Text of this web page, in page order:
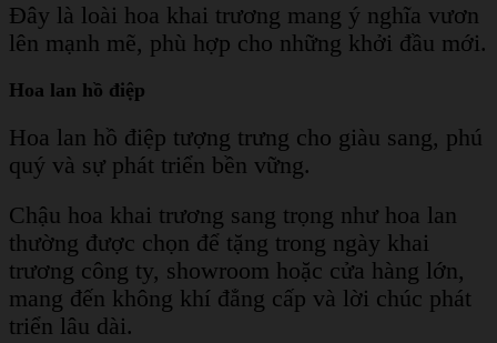
Đây là loài hoa khai trương mang ý nghĩa vươn
lên mạnh mẽ, phù hợp cho những khởi đầu mới.
Hoa lan hồ điệp
Hoa lan hồ điệp tượng trưng cho giàu sang, phú
quý và sự phát triển bền vững.
Chậu hoa khai trương sang trọng như hoa lan
thường được chọn để tặng trong ngày khai
trương công ty, showroom hoặc cửa hàng lớn,
mang đến không khí đẳng cấp và lời chúc phát
triển lâu dài.